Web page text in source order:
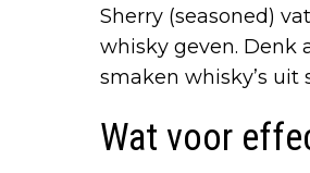
Sherry (seasoned)
whisky geven. Denk
smaken whisky’s
Wat voor